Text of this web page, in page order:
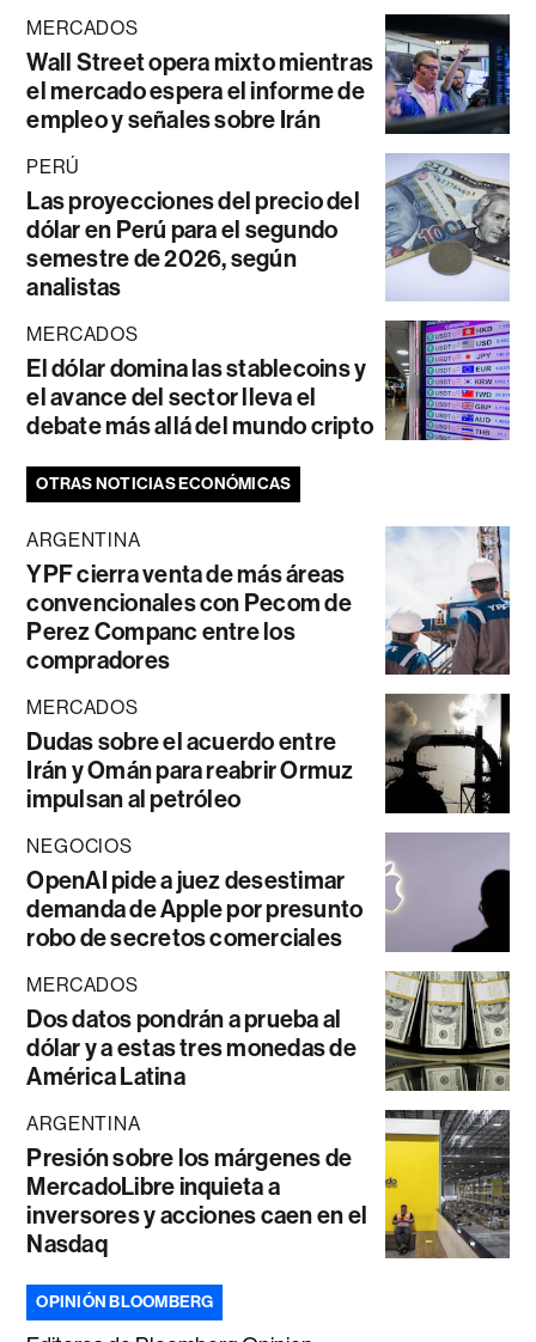
MERCADOS
Wall Street opera mixto mientras
el mercado espera el informe de
empleo y señales sobre Irán
PERÚ
Las proyecciones del precio del
dólar en Perú para el segundo
semestre de 2026, según
analistas
MERCADOS
El dólar domina las stablecoins y
el avance del sector lleva el
debate más allá del mundo cripto
OTRAS NOTICIAS ECONÓMICAS
ARGENTINA
YPF cierra venta de más áreas
convencionales con Pecom de
Perez Companc entre los
compradores
MERCADOS
Dudas sobre el acuerdo entre
Irán y Omán para reabrir Ormuz
impulsan al petróleo
NEGOCIOS
OpenAI pide a juez desestimar
demanda de Apple por presunto
robo de secretos comerciales
MERCADOS
Dos datos pondrán a prueba al
dólar y a estas tres monedas de
América Latina
ARGENTINA
Presión sobre los márgenes de
MercadoLibre inquieta a
inversores y acciones caen en el
Nasdaq
OPINIÓN BLOOMBERG